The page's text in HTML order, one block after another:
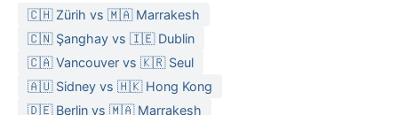
pamuklu kıyafetler ve güneş kremi almalısınız. İlkbahar
ve sonbahar ayları için katmanlı giyinmek idealdir.
En uygun seyahat dönemi, ılıman havasıyla nisan-
mayıs veya eylül-ekim aylarıdır. Bu dönemlerde nehir
kenarında yürüyüş yapmak veya barajı ziyaret etmek
🇨🇭 Zürih vs 🇲🇦 Marrakesh
🇨🇳 Şanghay vs 🇮🇪 Dublin
🇨🇦 Vancouver vs 🇰🇷 Seul
🇦🇺 Sidney vs 🇭🇰 Hong Kong
🇩🇪 Berlin vs 🇲🇦 Marrakesh